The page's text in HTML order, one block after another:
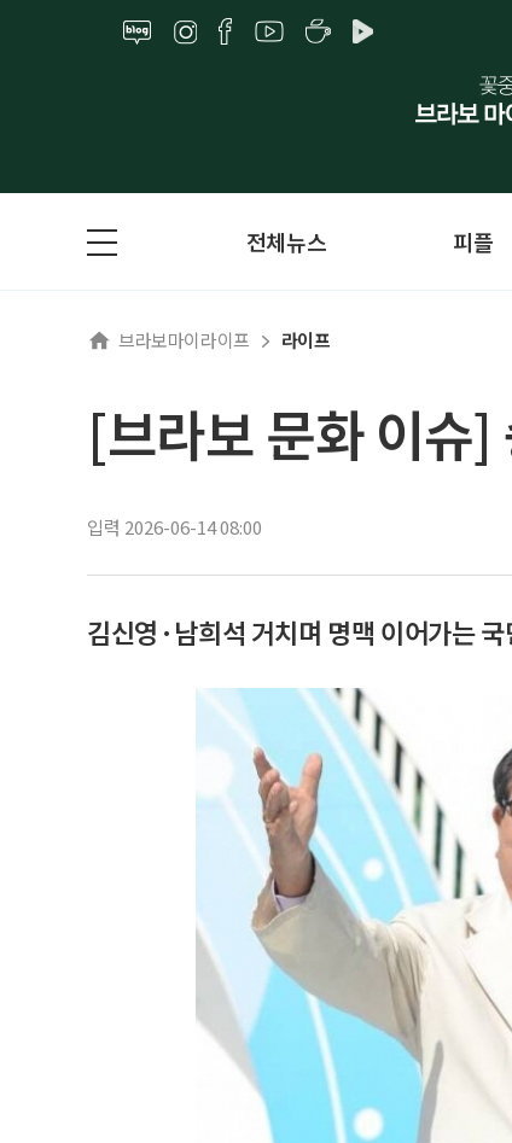
전체뉴스 피플
브라보마이라이프 라이프
[브라보 문화 이슈]
입력 2026-06-14 08:00
김신영·남희석 거치며 명맥 이어가는